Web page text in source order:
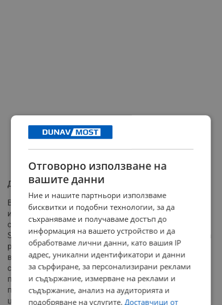
Другата страна на технологичния скок
Въпреки масовата вълна от оптимизация, реалните
икономически ефекти остават предмет на спорове
сред експертите. В официален доклад на Goldman
Sachs се посочва, че реалното изместване на човешка
работна ръка от изкуствения интелект в момента
варира в границите между 0,5% и 7% в различните
сектори. Част от анализаторите отбелязват, че
пазарът страда от т.нар. „AI-washing" – изкуствено
преувеличаване на възможностите на технологиите с
цел бързо вдигане на борсовите акции, което е
Отговорно използване на
вашите данни
Ние и нашите партньори използваме
бисквитки и подобни технологии, за да
съхраняваме и получаваме достъп до
информация на вашето устройство и да
обработваме лични данни, като вашия IP
адрес, уникални идентификатори и данни
за сърфиране, за персонализирани реклами
и съдържание, измерване на реклами и
съдържание, анализ на аудиторията и
подобряване на услугите.Доставчици от